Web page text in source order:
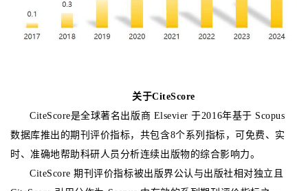
关于CiteScore
CiteScore是全球著名出版商 Elsevier 于2016年基于 Scopus
数据库推出的期刊评价指标，共包含8个系列指标，可免费、实
时、准确地帮助科研人员分析连续出版物的综合影响力。
CiteScore 期刊评价指标被出版界公认与出版社相对独立且